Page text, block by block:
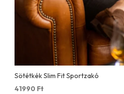
Sötétkék Slim Fit Sportzakó
41990 Ft